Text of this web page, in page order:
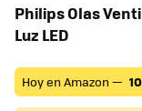
Philips Olas
Luz LED
Hoy en Amazon —